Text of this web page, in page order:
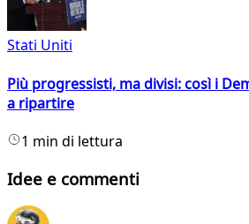
Stati Uniti
Più progressisti, ma divisi: così i
a ripartire
1 min di lettura
Idee e commenti